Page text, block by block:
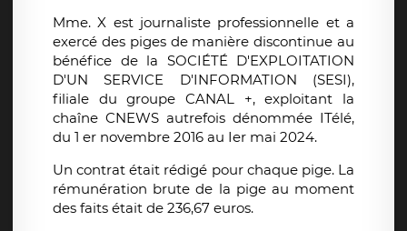
Mme. X est journaliste professionnelle et a
exercé des piges de manière discontinue au
bénéfice de la SOCIÉTÉ D'EXPLOITATION
D'UN SERVICE D'INFORMATION (SESI),
filiale du groupe CANAL +, exploitant la
chaîne CNEWS autrefois dénommée ITélé,
du 1 er novembre 2016 au Ier mai 2024.
Un contrat était rédigé pour chaque pige. La
rémunération brute de la pige au moment
des faits était de 236,67 euros.